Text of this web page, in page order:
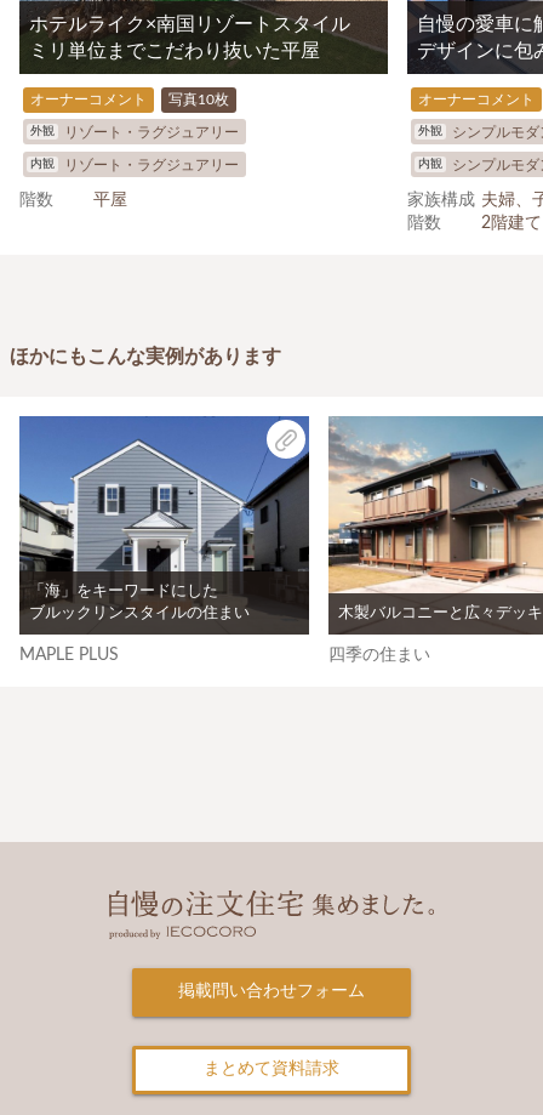
ホテルライク×南国リゾートスタイル
ミリ単位までこだわり抜いた平屋
オーナーコメント 写真10枚
外観 リゾート・ラグジュアリー
内観 リゾート・ラグジュアリー
階数 平屋
自慢の愛車に
デザインに包
オーナーコメント
外観 シンプルモ
内観 シンプルモ
家族構成 夫婦、
階数
2階建て
ほかにもこんな実例があります
「海」をキーワードにした
ブルックリンスタイルの住まい
MAPLE PLUS
木製バルコニーと広々デッ
四季の住まい
掲載問い合わせフォーム
まとめて資料請求